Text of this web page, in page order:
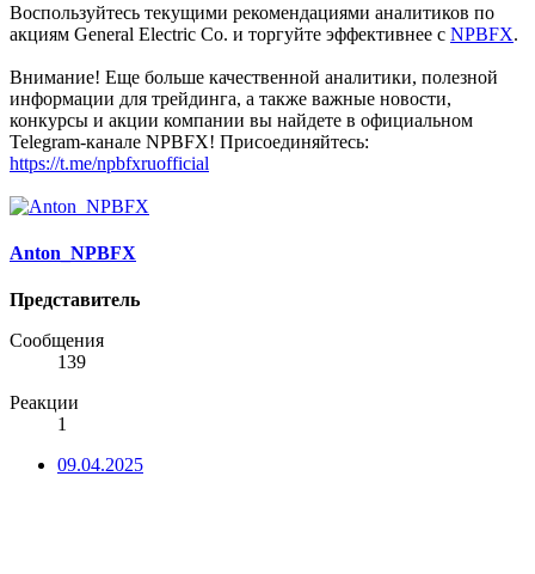
Воспользуйтесь текущими рекомендациями аналитиков по
акциям General Electric Co. и торгуйте эффективнее с NPBFX.
Внимание! Еще больше качественной аналитики, полезной
информации для трейдинга, а также важные новости,
конкурсы и акции компании вы найдете в официальном
Telegram-канале NPBFX! Присоединяйтесь:
https://t.me/npbfxruofficial
Anton_NPBFX
Представитель
Сообщения
139
Реакции
1
09.04.2025